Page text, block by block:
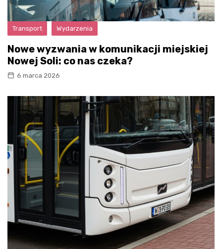
Transport Wydarzenia
Nowe wyzwania w komunikacji miejskiej
Nowej Soli: co nas czeka?
6 marca 2026